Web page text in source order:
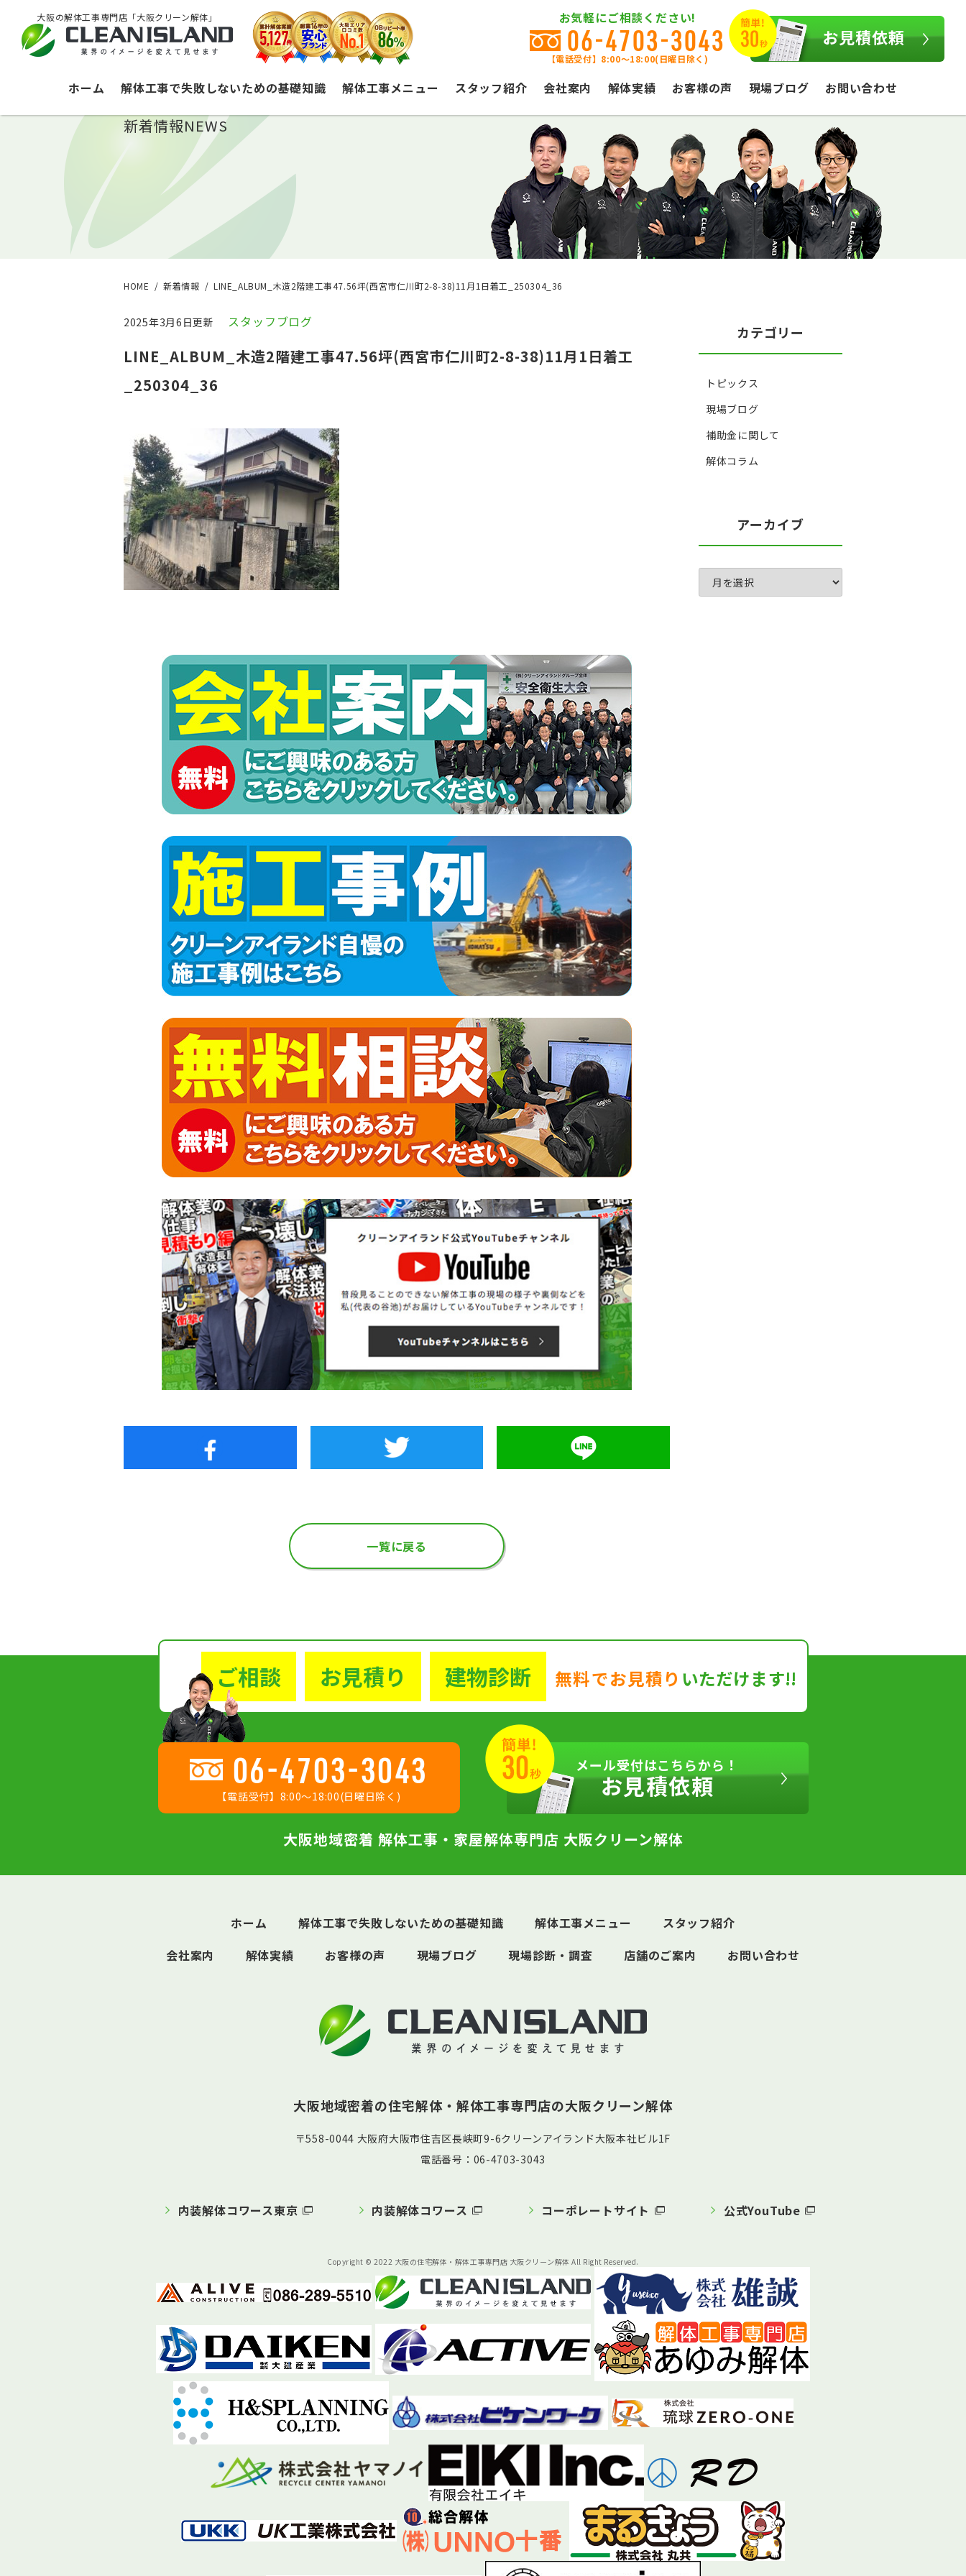
大阪の解体工事専門店「大阪クリーン解体」 お気軽にご相談ください!
06-4703-3043
【電話受付】8:00〜18:00(日曜日除く)
お見積依頼
ホーム 解体工事で失敗しないための基礎知識 解体工事メニュー スタッフ紹介 会社案内 解体実績 お客様の声 現場ブログ お問い合わせ
新着情報NEWS
HOME 新着情報 LINE_ALBUM_木造2階建工事47.56坪(西宮市仁川町2-8-38)11月1日着工_250304_36
2025年3月6日更新 スタッフブログ
LINE_ALBUM_木造2階建工事47.56坪(西宮市仁川町2-8-38)11月1日着工
_250304_36
一覧に戻る
カテゴリー
トピックス
現場ブログ
補助金に関して
解体コラム
アーカイブ
ご相談 お見積り 建物診断 無料でお見積り いただけます!!
06-4703-3043
【電話受付】8:00〜18:00(日曜日除く)
メール受付はこちらから！
お見積依頼
大阪地域密着 解体工事・家屋解体専門店 大阪クリーン解体
ホーム 解体工事で失敗しないための基礎知識 解体工事メニュー
スタッフ紹介
会社案内
解体実績 お客様の声 現場ブログ 現場診断・調査 店舗のご案内 お問い合わせ
大阪地域密着の住宅解体・解体工事専門店の大阪クリーン解体
〒558-0044 大阪府大阪市住吉区長峡町9-6クリーンアイランド大阪本社ビル1F
電話番号：06-4703-3043
内装解体コワース東京 内装解体コワース コーポレートサイト 公式YouTube
Copyright © 2022 大阪の住宅解体・解体工事専門店 大阪クリーン解体 All Right Reserved.